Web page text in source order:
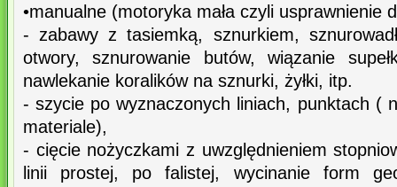
•manualne (motoryka mała czyli usprawnienie
- zabawy z tasiemką, sznurkiem,
otwory, sznurowanie butów, wiązanie
nawlekanie koralików na sznurki, żyłki, itp.
- szycie po wyznaczonych liniach, punktach (
materiale),
- cięcie nożyczkami z uwzględnieniem
linii prostej, po falistej, wycinanie form